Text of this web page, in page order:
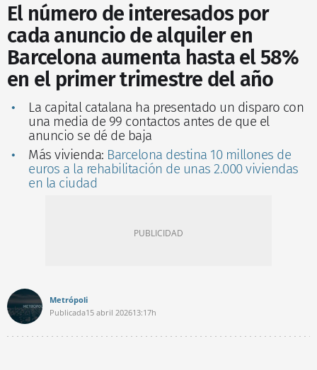
El número de interesados por
cada anuncio de alquiler en
Barcelona aumenta hasta el 58%
en el primer trimestre del año
La capital catalana ha presentado un disparo con
una media de 99 contactos antes de que el
anuncio se dé de baja
Más vivienda: Barcelona destina 10 millones de
euros a la rehabilitación de unas 2.000 viviendas
en la ciudad
Metrópoli
Publicada15 abril 202613:17h